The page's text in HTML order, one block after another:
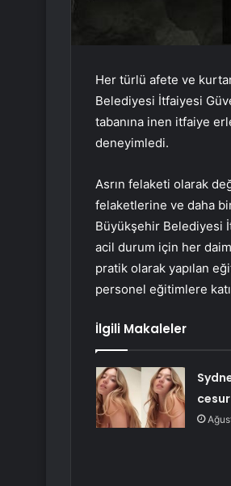
Her türlü afete ve
Belediyesi İtfaiyesi
tabanına inen itfaiye
deneyimledi.
Asrın felaketi olarak
felaketlerine ve daha
Büyükşehir Belediyesi
acil durum için her
pratik olarak yapılan
personel eğitimlere
İlgili Makaleler